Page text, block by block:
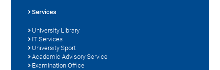
Services
University Library
IT Services
University Sport
Academic Advisory Service
Examination Office